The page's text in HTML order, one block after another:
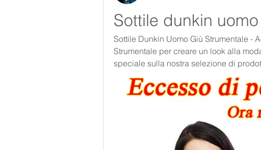
Sottile dunkin
Sottile Dunkin Uomo Giù Strumentale -
Strumentale per creare un look alla
speciale sulla nostra selezione di